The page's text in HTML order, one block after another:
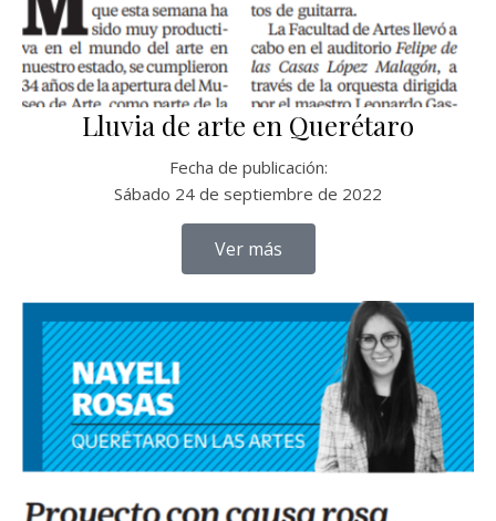
Lluvia de arte en Querétaro
Fecha de publicación:
Sábado 24 de septiembre de 2022
Ver más